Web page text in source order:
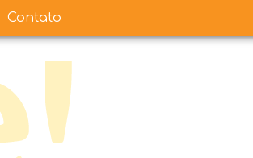
Contato